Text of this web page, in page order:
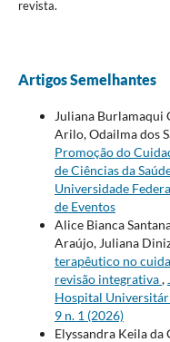
revista.
Artigos Semelhantes
Juliana Burlamaqui
Arilo, Odailma dos
Promoção do
de Ciências da
Universidade
de Eventos
Alice Bianca
Araújo, Juliana
terapêutico no
revisão integrativa,
Hospital
9 n. 1 (2026)
Elyssandra Keila da